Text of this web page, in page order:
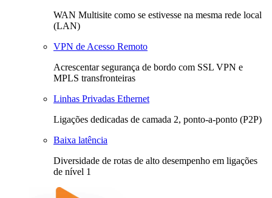
WAN Multisite como se estivesse na mesma rede local
(LAN)
VPN de Acesso Remoto
Acrescentar segurança de bordo com SSL VPN e
MPLS transfronteiras
Linhas Privadas Ethernet
Ligações dedicadas de camada 2, ponto-a-ponto (P2P)
Baixa latência
Diversidade de rotas de alto desempenho em ligações
de nível 1